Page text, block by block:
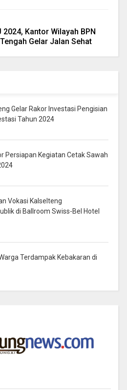
2024, Kantor Wilayah BPN
Gelar Jalan Sehat
Gelar Rakor Investasi Pengisian
Tahun 2024
Persiapan Kegiatan Cetak Sawah
Vokasi Kalselteng
di Ballroom Swiss-Bel Hotel
Terdampak Kebakaran di